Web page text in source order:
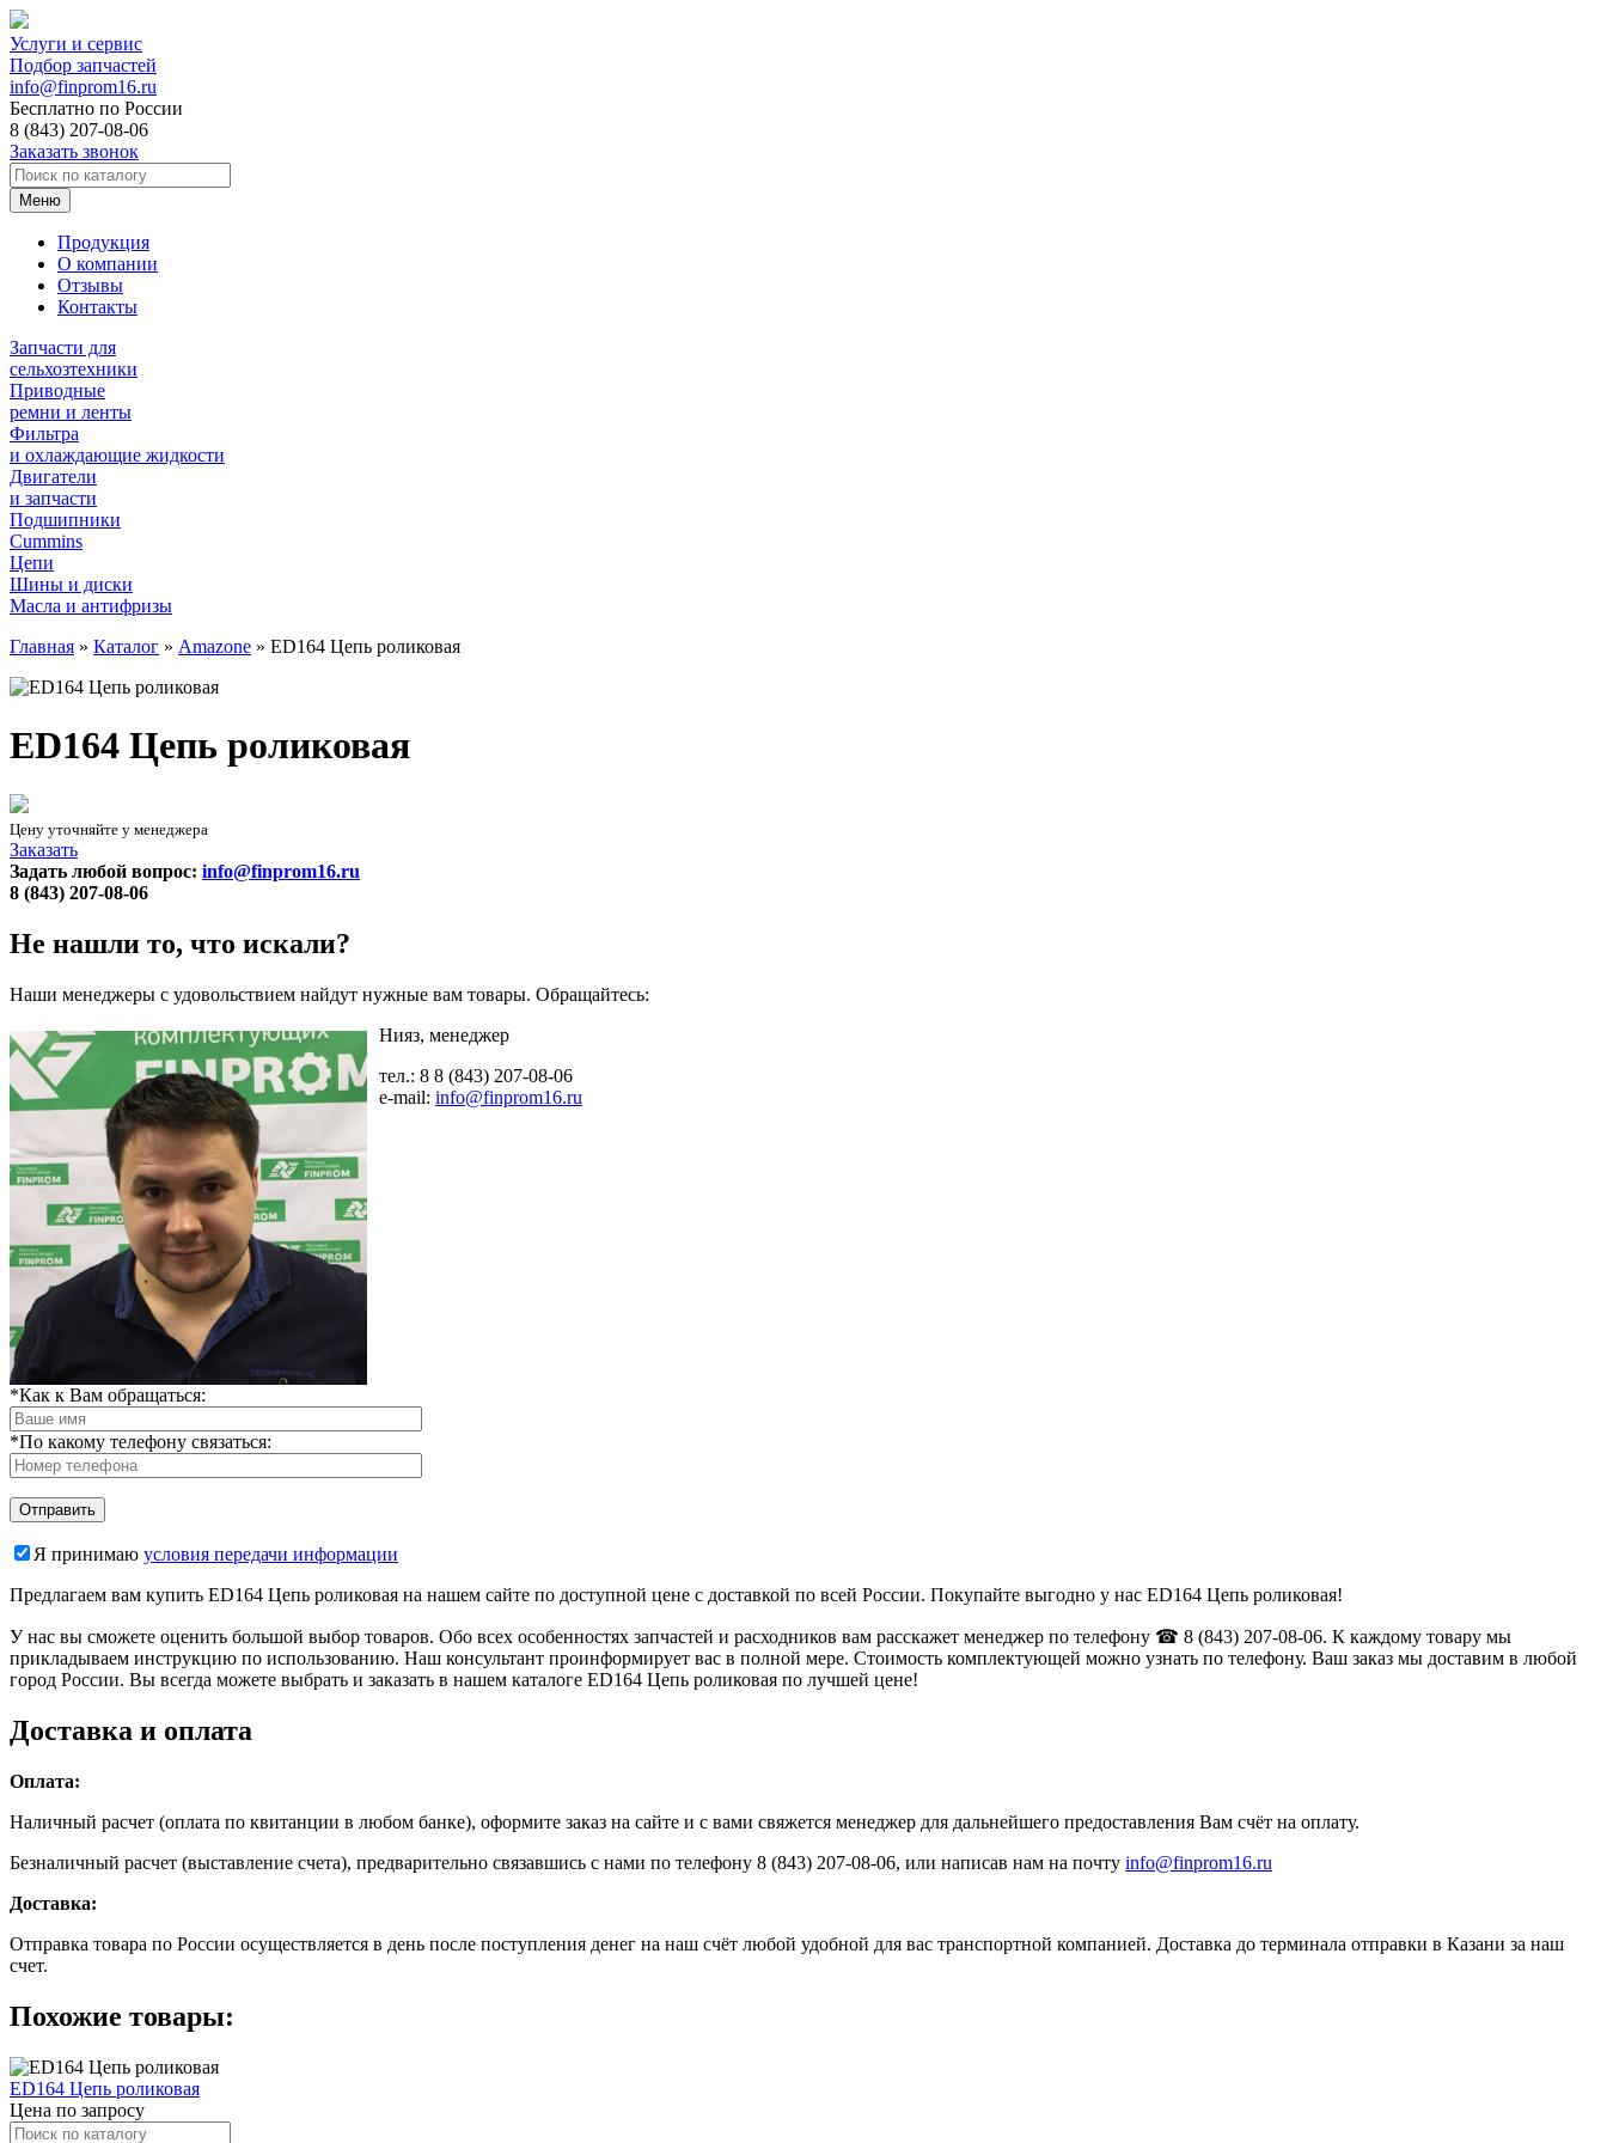
Услуги и сервис
Подбор запчастей
info@finprom16.ru
Бесплатно по России
8 (843) 207-08-06
Заказать звонок
Меню
Продукция
О компании
Отзывы
Контакты
Запчасти для
сельхозтехники
Приводные
ремни и ленты
Фильтра
и охлаждающие жидкости
Двигатели
и запчасти
Подшипники
Cummins
Цепи
Шины и диски
Масла и антифризы
Главная » Каталог » Amazone » ED164 Цепь роликовая
ED164 Цепь роликовая
Цену уточняйте у менеджера
Заказать
Задать любой вопрос: info@finprom16.ru
8 (843) 207-08-06
Не нашли то, что искали?
Наши менеджеры с удовольствием найдут нужные вам товары. Обращайтесь:
Нияз, менеджер
тел.: 8 8 (843) 207-08-06
e-mail: info@finprom16.ru
*Как к Вам обращаться:
*По какому телефону связаться:
Я принимаю условия передачи информации
Предлагаем вам купить ED164 Цепь роликовая на нашем сайте по доступной цене с доставкой по всей России. Покупайте выгодно у нас ED164 Цепь роликовая!
У нас вы сможете оценить большой выбор товаров. Обо всех особенностях запчастей и расходников вам расскажет менеджер по телефону ☎ 8 (843) 207-08-06. К каждому товару мы
прикладываем инструкцию по использованию. Наш консультант проинформирует вас в полной мере. Стоимость комплектующей можно узнать по телефону. Ваш заказ мы доставим в любой
город России. Вы всегда можете выбрать и заказать в нашем каталоге ED164 Цепь роликовая по лучшей цене!
Доставка и оплата
Оплата:
Наличный расчет (оплата по квитанции в любом банке), оформите заказ на сайте и с вами свяжется менеджер для дальнейшего предоставления Вам счёт на оплату.
Безналичный расчет (выставление счета), предварительно связавшись с нами по телефону 8 (843) 207-08-06, или написав нам на почту info@finprom16.ru
Доставка:
Отправка товара по России осуществляется в день после поступления денег на наш счёт любой удобной для вас транспортной компанией. Доставка до терминала отправки в Казани за наш
счет.
Похожие товары:
ED164 Цепь роликовая
Цена по запросу